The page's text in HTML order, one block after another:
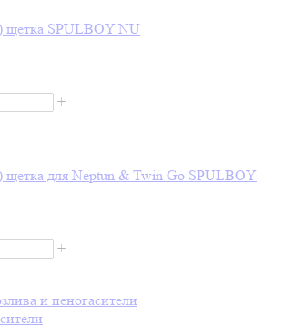
щетка SPULBOY NU
+
щетка для Neptun & Twin Go SPULBOY
+
и пеногасители